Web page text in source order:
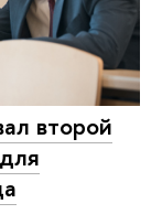
второй